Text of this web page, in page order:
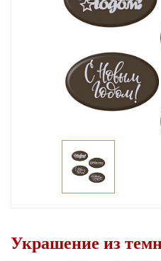
Украшение из